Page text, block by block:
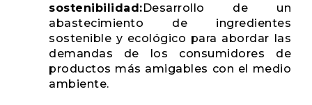
sostenibilidad:Desarrollo de un
abastecimiento de ingredientes
sostenible y ecológico para abordar las
demandas de los consumidores de
productos más amigables con el medio
ambiente.